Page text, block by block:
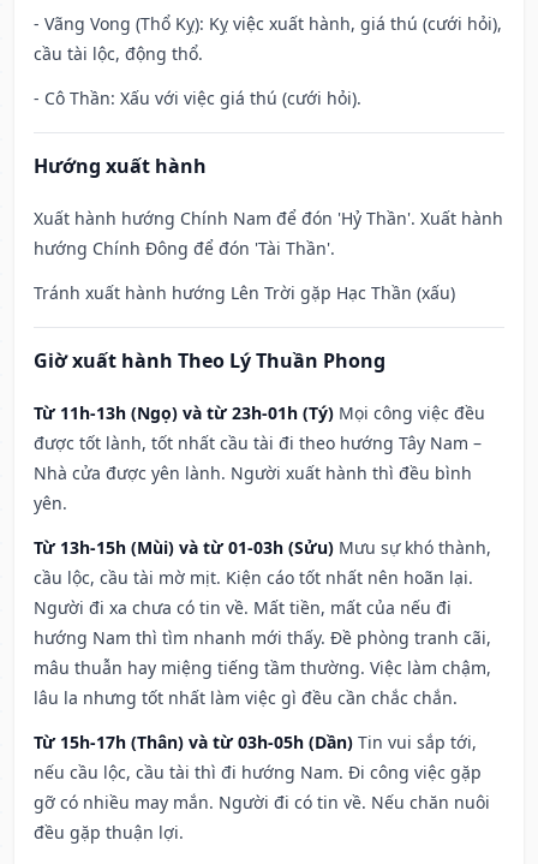
- Vãng Vong (Thổ Kỵ): Kỵ việc xuất hành, giá thú (cưới hỏi),
cầu tài lộc, động thổ.
- Cô Thần: Xấu với việc giá thú (cưới hỏi).
Hướng xuất hành
Xuất hành hướng Chính Nam để đón 'Hỷ Thần'. Xuất hành
hướng Chính Đông để đón 'Tài Thần'.
Tránh xuất hành hướng Lên Trời gặp Hạc Thần (xấu)
Giờ xuất hành Theo Lý Thuần Phong
Từ 11h-13h (Ngọ) và từ 23h-01h (Tý) Mọi công việc đều
được tốt lành, tốt nhất cầu tài đi theo hướng Tây Nam –
Nhà cửa được yên lành. Người xuất hành thì đều bình
yên.
Từ 13h-15h (Mùi) và từ 01-03h (Sửu) Mưu sự khó thành,
cầu lộc, cầu tài mờ mịt. Kiện cáo tốt nhất nên hoãn lại.
Người đi xa chưa có tin về. Mất tiền, mất của nếu đi
hướng Nam thì tìm nhanh mới thấy. Đề phòng tranh cãi,
mâu thuẫn hay miệng tiếng tầm thường. Việc làm chậm,
lâu la nhưng tốt nhất làm việc gì đều cần chắc chắn.
Từ 15h-17h (Thân) và từ 03h-05h (Dần) Tin vui sắp tới,
nếu cầu lộc, cầu tài thì đi hướng Nam. Đi công việc gặp
gỡ có nhiều may mắn. Người đi có tin về. Nếu chăn nuôi
đều gặp thuận lợi.